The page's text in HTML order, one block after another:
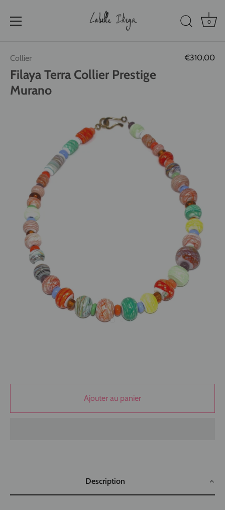
contenu
0
Collier €310,00
Filaya Terra Collier Prestige
Murano
Ajouter au panier
Description